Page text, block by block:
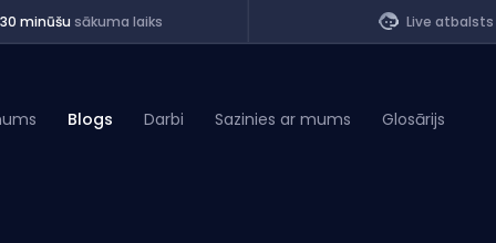
minūšu sākuma laiks Live atbalsts
Blogs Darbi Sazinies ar mums Glosārijs